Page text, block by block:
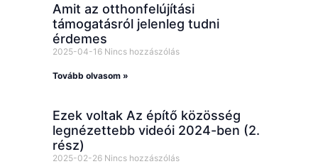
Amit az otthonfelújítási
támogatásról jelenleg tudni
érdemes
2025-04-16 Nincs hozzászólás
Tovább olvasom »
Ezek voltak Az építő közösség
legnézettebb videói 2024-ben (2.
rész)
2025-02-26 Nincs hozzászólás